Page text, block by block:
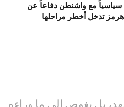
مع واشنطن دفاعاً عن
تدخل أخطر مراحلها
بل يغوص إلى ما وراءه